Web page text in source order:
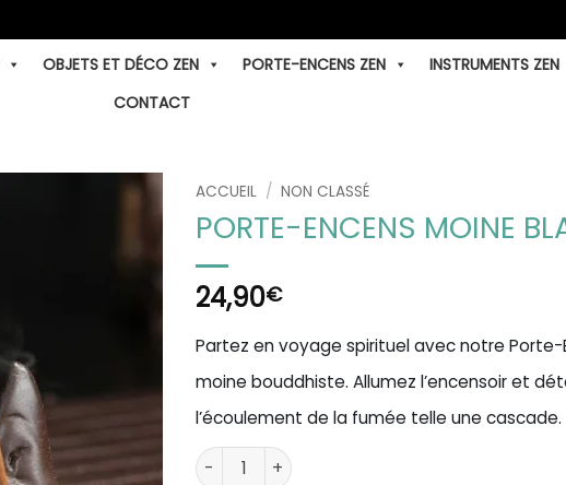
OBJETS ET DÉCO ZEN PORTE-ENCENS ZEN
INSTRUMENTS ZEN
CONTACT
ACCUEIL / NON CLASSÉ
PORTE-ENCENS MOINE
24,90€
Partez en voyage spirituel avec notre
moine bouddhiste. Allumez l’encensoir et
l’écoulement de la fumée telle une cascade.
quantité de Porte-Encens Moine Blackflow